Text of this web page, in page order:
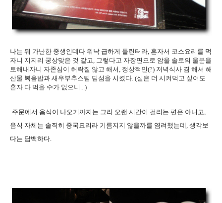
나는 뭐 가난한 중생인데다 워낙 급하게 들린터라, 혼자서 코스요리를 먹
자니 지지리 궁상맞은 것 같고, 그렇다고 자장면으로 암울 솔로의 울분을
토해내자니 자존심이 허락질 않고 해서, 정상적인(?) 저녁식사 겸 해서 해
산물 볶음밥과 새우부추스팀 딤섬을 시켰다. (실은 더 시켜먹고 싶어도
혼자 다 먹을 수가 없으니...)
주문에서 음식이 나오기까지는 그리 오랜 시간이 걸리는 편은 아니고,
음식 자체는 솔직히 중국요리라 기름지지 않을까를 염려했는데, 생각보
다는 담백하다.